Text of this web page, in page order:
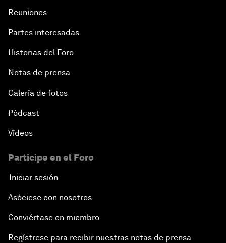
Reuniones
Partes interesadas
Historias del Foro
Notas de prensa
Galería de fotos
Pódcast
Vídeos
Participe en el Foro
Iniciar sesión
Asóciese con nosotros
Conviértase en miembro
Regístrese para recibir nuestras notas de prensa